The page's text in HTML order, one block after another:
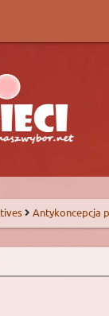
Antykoncepcja